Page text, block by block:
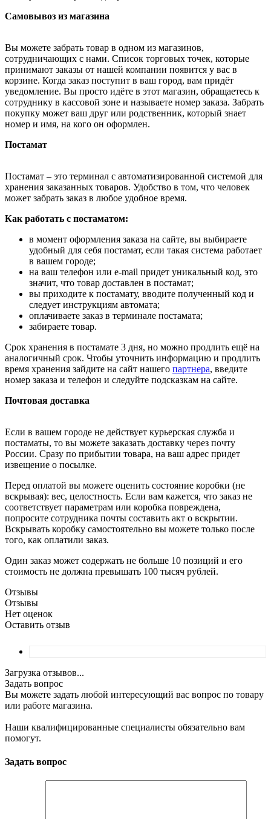
Самовывоз из магазина
Вы можете забрать товар в одном из магазинов,
сотрудничающих с нами. Список торговых точек, которые
принимают заказы от нашей компании появится у вас в
корзине. Когда заказ поступит в ваш город, вам придёт
уведомление. Вы просто идёте в этот магазин, обращаетесь к
сотруднику в кассовой зоне и называете номер заказа. Забрать
покупку может ваш друг или родственник, который знает
номер и имя, на кого он оформлен.
Постамат
Постамат – это терминал с автоматизированной системой для
хранения заказанных товаров. Удобство в том, что человек
может забрать заказ в любое удобное время.
Как работать с постаматом:
в момент оформления заказа на сайте, вы выбираете
удобный для себя постамат, если такая система работает
в вашем городе;
на ваш телефон или e-mail придет уникальный код, это
значит, что товар доставлен в постамат;
вы приходите к постамату, вводите полученный код и
следует инструкциям автомата;
оплачиваете заказ в терминале постамата;
забираете товар.
Срок хранения в постамате 3 дня, но можно продлить ещё на
аналогичный срок. Чтобы уточнить информацию и продлить
время хранения зайдите на сайт нашего партнера, введите
номер заказа и телефон и следуйте подсказкам на сайте.
Почтовая доставка
Если в вашем городе не действует курьерская служба и
постаматы, то вы можете заказать доставку через почту
России. Сразу по прибытии товара, на ваш адрес придет
извещение о посылке.
Перед оплатой вы можете оценить состояние коробки (не
вскрывая): вес, целостность. Если вам кажется, что заказ не
соответствует параметрам или коробка повреждена,
попросите сотрудника почты составить акт о вскрытии.
Вскрывать коробку самостоятельно вы можете только после
того, как оплатили заказ.
Один заказ может содержать не больше 10 позиций и его
стоимость не должна превышать 100 тысяч рублей.
Отзывы
Отзывы
Нет оценок
Оставить отзыв
Загрузка отзывов...
Задать вопрос
Вы можете задать любой интересующий вас вопрос по товару
или работе магазина.
Наши квалифицированные специалисты обязательно вам
помогут.
Задать вопрос